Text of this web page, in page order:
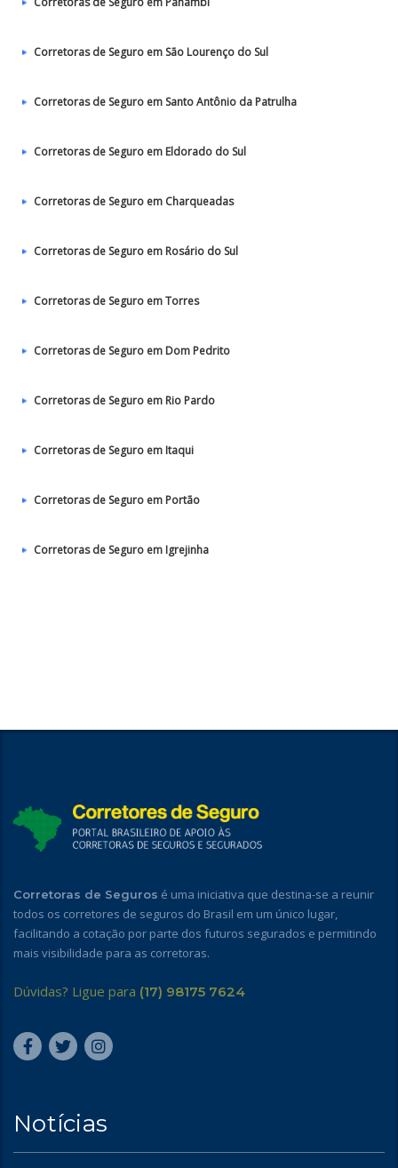
Corretoras de Seguro em São Lourenço do Sul
Corretoras de Seguro em Santo Antônio da Patrulha
Corretoras de Seguro em Eldorado do Sul
Corretoras de Seguro em Charqueadas
Corretoras de Seguro em Rosário do Sul
Corretoras de Seguro em Torres
Corretoras de Seguro em Dom Pedrito
Corretoras de Seguro em Rio Pardo
Corretoras de Seguro em Itaqui
Corretoras de Seguro em Portão
Corretoras de Seguro em Igrejinha
Corretoras de Seguros é uma iniciativa que destina-se a reunir
todos os corretores de seguros do Brasil em um único lugar,
facilitando a cotação por parte dos futuros segurados e permitindo
mais visibilidade para as corretoras.
Dúvidas? Ligue para (17) 98175 7624
Notícias